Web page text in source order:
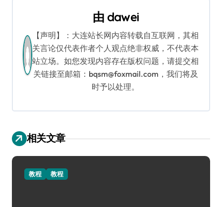
由 dawei
【声明】：大连站长网内容转载自互联网，其相
关言论仅代表作者个人观点绝非权威，不代表本
站立场。如您发现内容存在版权问题，请提交相
关链接至邮箱：bqsm@foxmail.com，我们将及
时予以处理。
相关文章
教程 教程